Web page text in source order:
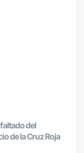
del
de la Cruz Roja